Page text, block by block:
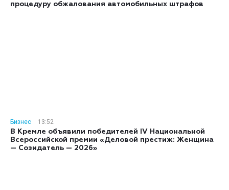
процедуру обжалования автомобильных штрафов
Бизнес
13:52
В Кремле объявили победителей IV Национальной
Всероссийской премии «Деловой престиж: Женщина
— Созидатель — 2026»